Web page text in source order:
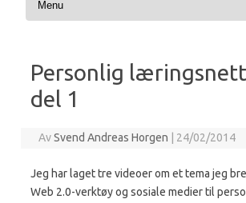
Personlig
del 1
AvSvend Andreas Horgen 24/02/2014
Jeg har laget tre videoer om et tema jeg
Web 2.0-verktøy og sosiale medier til